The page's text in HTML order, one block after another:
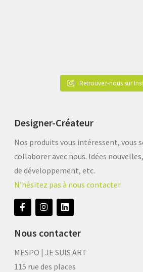
Retrouvez-nous sur
Designer-Créateur
Nos produits vous intéressent, vous
collaborer avec nous. Idées
de développement, etc.
N’hésitez pas à nous contacter.
Nous contacter
MESPO | JE SUIS ART
115 rue des places